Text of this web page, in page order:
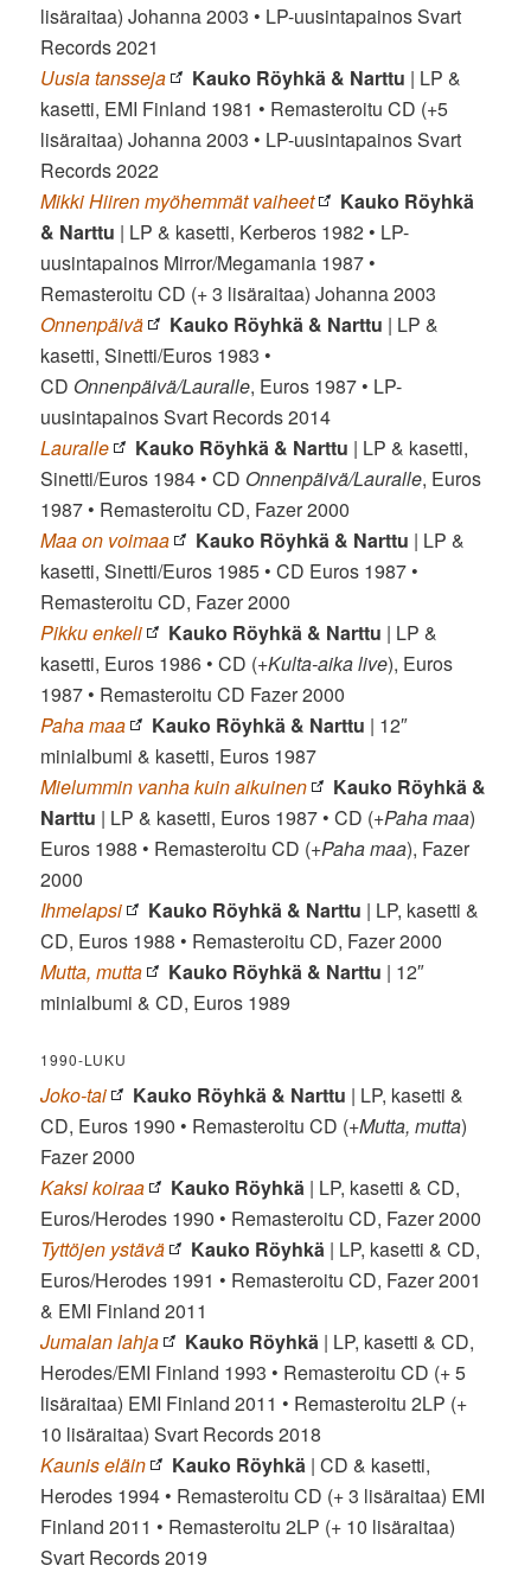
lisäraitaa) Johanna 2003 • LP-uusintapainos Svart
Records 2021
Uusia tansseja
Kauko Röyhkä & Narttu | LP &
kasetti, EMI Finland 1981 • Remasteroitu CD (+5
lisäraitaa) Johanna 2003 • LP-uusintapainos Svart
Records 2022
Mikki Hiiren myöhemmät vaiheet
Kauko Röyhkä
& Narttu | LP & kasetti, Kerberos 1982 • LP-
uusintapainos Mirror/Megamania 1987 •
Remasteroitu CD (+ 3 lisäraitaa) Johanna 2003
Onnenpäivä
Kauko Röyhkä & Narttu | LP &
kasetti, Sinetti/Euros 1983 •
CD Onnenpäivä/Lauralle, Euros 1987 • LP-
uusintapainos Svart Records 2014
Lauralle
Kauko Röyhkä & Narttu | LP & kasetti,
Sinetti/Euros 1984 • CD Onnenpäivä/Lauralle, Euros
1987 • Remasteroitu CD, Fazer 2000
Maa on voimaa
Kauko Röyhkä & Narttu | LP &
kasetti, Sinetti/Euros 1985 • CD Euros 1987 •
Remasteroitu CD, Fazer 2000
Pikku enkeli
Kauko Röyhkä & Narttu | LP &
kasetti, Euros 1986 • CD (+Kulta-aika live), Euros
1987 • Remasteroitu CD Fazer 2000
Paha maa
Kauko Röyhkä & Narttu | 12″
minialbumi & kasetti, Euros 1987
Mielummin vanha kuin aikuinen
Kauko Röyhkä &
Narttu | LP & kasetti, Euros 1987 • CD (+Paha maa)
Euros 1988 • Remasteroitu CD (+Paha maa), Fazer
2000
Ihmelapsi
Kauko Röyhkä & Narttu | LP, kasetti &
CD, Euros 1988 • Remasteroitu CD, Fazer 2000
Mutta, mutta
Kauko Röyhkä & Narttu | 12″
minialbumi & CD, Euros 1989
1990-LUKU
Joko-tai Kauko Röyhkä & Narttu | LP, kasetti &
CD, Euros 1990 • Remasteroitu CD (+Mutta, mutta)
Fazer 2000
Kaksi koiraa
Kauko Röyhkä | LP, kasetti & CD,
Euros/Herodes 1990 • Remasteroitu CD, Fazer 2000
Tyttöjen ystävä
Kauko Röyhkä | LP, kasetti & CD,
Euros/Herodes 1991 • Remasteroitu CD, Fazer 2001
& EMI Finland 2011
Jumalan lahja
Kauko Röyhkä | LP, kasetti & CD,
Herodes/EMI Finland 1993 • Remasteroitu CD (+ 5
lisäraitaa) EMI Finland 2011 • Remasteroitu 2LP (+
10 lisäraitaa) Svart Records 2018
Kaunis eläin
Kauko Röyhkä | CD & kasetti,
Herodes 1994 • Remasteroitu CD (+ 3 lisäraitaa) EMI
Finland 2011 • Remasteroitu 2LP (+ 10 lisäraitaa)
Svart Records 2019